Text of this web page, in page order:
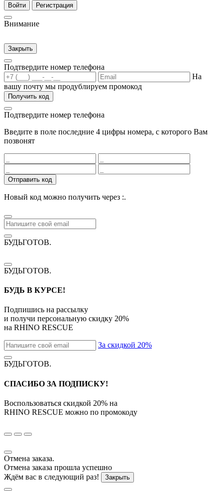
Войти Регистрация
Внимание
Закрыть
Подтвердите номер телефона
На
вашу почту мы продублируем промокод
Получить код
Подтвердите номер телефона
Введите в поле последние 4 цифры номера, с которого Вам
позвонят
Отправить код
Новый код можно получить через :.
БУДЬГОТОВ.
БУДЬГОТОВ.
БУДЬ В КУРСЕ!
Подпишись на рассылку
и получи персональную скидку 20%
на RHINO RESCUE
За скидкой 20%
БУДЬГОТОВ.
СПАСИБО ЗА ПОДПИСКУ!
Воспользоваться скидкой 20% на
RHINO RESCUE можно по промокоду
Отмена заказа.
Отмена заказа прошла успешно
Ждём вас в следующий раз!
Закрыть